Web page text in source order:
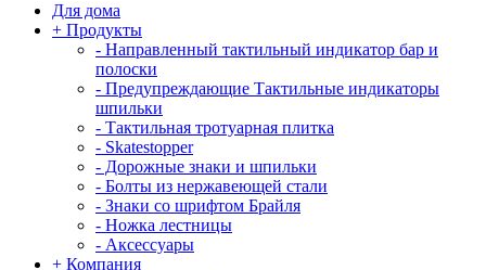
Для дома
+ Продукты
- Направленный тактильный индикатор бар и
полоски
- Предупреждающие Тактильные индикаторы
шпильки
- Тактильная тротуарная плитка
- Skatestopper
- Дорожные знаки и шпильки
- Болты из нержавеющей стали
- Знаки со шрифтом Брайля
- Ножка лестницы
- Аксессуары
+ Компания